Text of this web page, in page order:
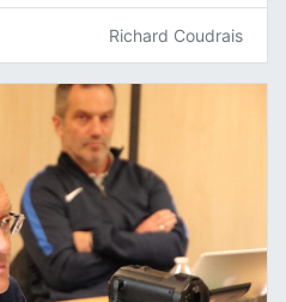
Richard Coudrais